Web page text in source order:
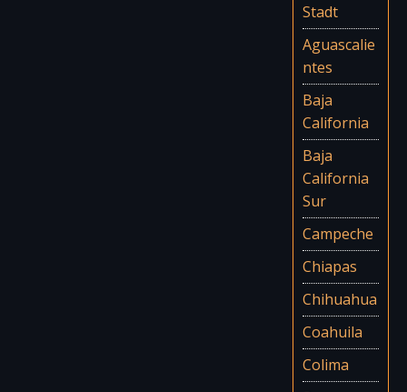
Stadt
Aguascalie
ntes
Baja
California
Baja
California
Sur
Campeche
Chiapas
Chihuahua
Coahuila
Colima